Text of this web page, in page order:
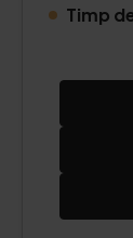
Timp